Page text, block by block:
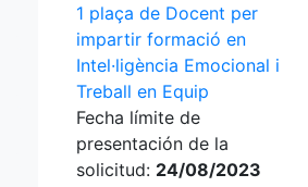
1 plaça de Docent per
impartir formació en
Intel·ligència Emocional i
Treball en Equip
Fecha límite de
presentación de la
solicitud: 24/08/2023